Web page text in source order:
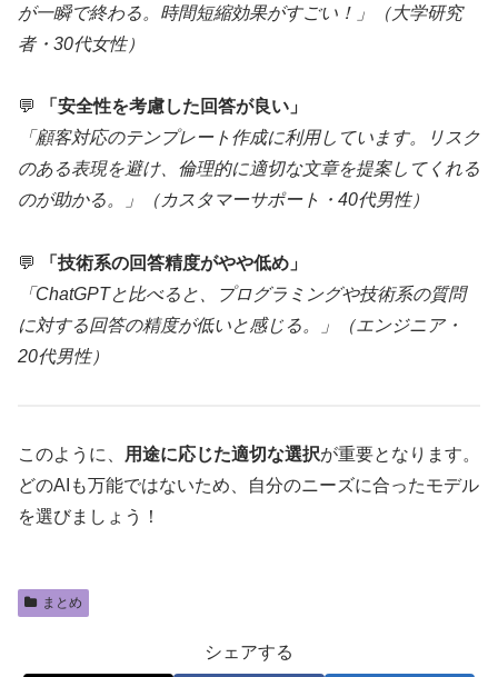
が一瞬で終わる。時間短縮効果がすごい！」（大学研究
者・30代女性）
💬
「安全性を考慮した回答が良い」
「顧客対応のテンプレート作成に利用しています。リスク
のある表現を避け、倫理的に適切な文章を提案してくれる
のが助かる。」（カスタマーサポート・40代男性）
💬
「技術系の回答精度がやや低め」
「ChatGPTと比べると、プログラミングや技術系の質問
に対する回答の精度が低いと感じる。」（エンジニア・
20代男性）
このように、 用途に応じた適切な選択が重要となります。
どのAIも万能ではないため、自分のニーズに合ったモデル
を選びましょう！
まとめ
シェアする